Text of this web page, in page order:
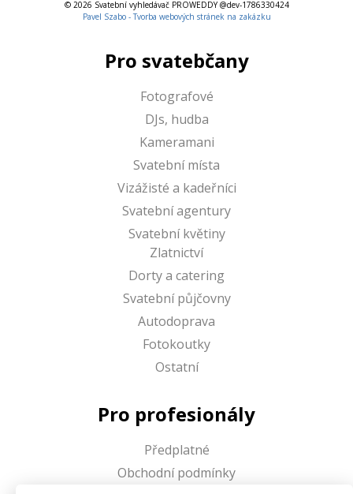
© 2026 Svatební vyhledávač PROWEDDY @dev-1786330424
Pavel Szabo - Tvorba webových stránek na zakázku
Pro svatebčany
Fotografové
DJs, hudba
Kameramani
Svatební místa
Vizážisté a kadeřníci
Svatební agentury
Svatební květiny
Zlatnictví
Dorty a catering
Svatební půjčovny
Autodoprava
Fotokoutky
Ostatní
Pro profesionály
Předplatné
Obchodní podmínky